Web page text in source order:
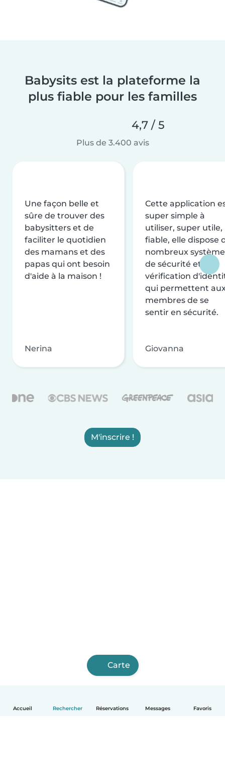
Accueil Rechercher Réservations Messages Favoris
Babysits est la plateforme la
plus fiable pour les familles
4,7 / 5
Plus de 3.400 avis
Une façon belle et
sûre de trouver des
babysitters et de
faciliter le quotidien
des mamans et des
papas qui ont besoin
d'aide à la maison !
Nerina
Cette application
super simple à
utiliser, super utile,
fiable, elle dispose
nombreux
de sécurité et de
vérification
qui permettent
membres de se
sentir en sécurité.
Giovanna
M'inscrire !
Carte